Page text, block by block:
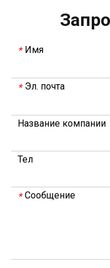
В совещании,
* Имя
* Эл. почта
Название компании
Тел
* Сообщение